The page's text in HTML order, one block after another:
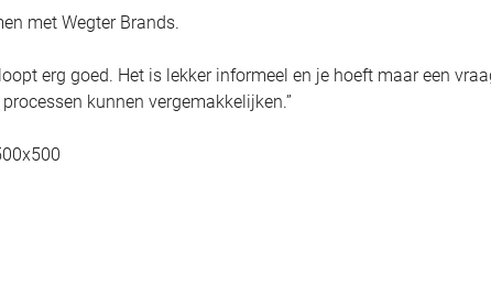
met Wegter Brands.
erg goed. Het is lekker informeel en je hoeft maar een
kunnen vergemakkelijken.”